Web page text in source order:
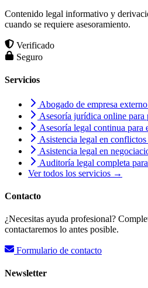
Contenido legal informativo y
cuando se requiere asesoramiento.
Verificado
Seguro
Servicios
Abogado de empresa
Asesoría jurídica online para
Asesoría legal continua para
Asistencia legal en
Asistencia legal en
Auditoría legal completa
Ver todos los servicios →
Contacto
¿Necesitas ayuda profesional?
contactaremos lo antes posible.
Formulario de contacto
Newsletter